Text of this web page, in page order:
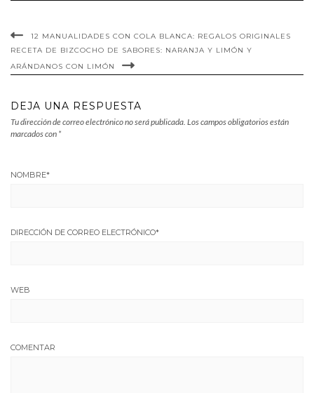
12 MANUALIDADES CON COLA BLANCA: REGALOS ORIGINALES
RECETA DE BIZCOCHO DE SABORES: NARANJA Y LIMÓN Y
ARÁNDANOS CON LIMÓN
DEJA UNA RESPUESTA
Tu dirección de correo electrónico no será publicada. Los campos obligatorios están
marcados con *
NOMBRE*
DIRECCIÓN DE CORREO ELECTRÓNICO*
WEB
COMENTAR